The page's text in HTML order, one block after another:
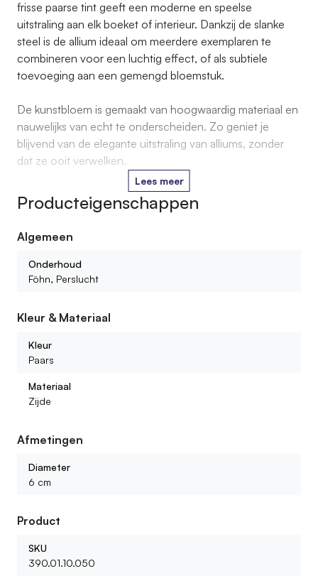
frisse paarse tint geeft een moderne en speelse
uitstraling aan elk boeket of interieur. Dankzij de slanke
steel is de allium ideaal om meerdere exemplaren te
combineren voor een luchtig effect, of als subtiele
toevoeging aan een gemengd bloemstuk.
De kunstbloem is gemaakt van hoogwaardig materiaal en
nauwelijks van echt te onderscheiden. Zo geniet je
blijvend van de elegante uitstraling van alliums, zonder
dat ze ooit verwelken.
Lees meer
Producteigenschappen
Algemeen
Onderhoud
Föhn, Perslucht
Kleur & Materiaal
Kleur
Paars
Materiaal
Zijde
Afmetingen
Diameter
6 cm
Product
SKU
390.01.10.050